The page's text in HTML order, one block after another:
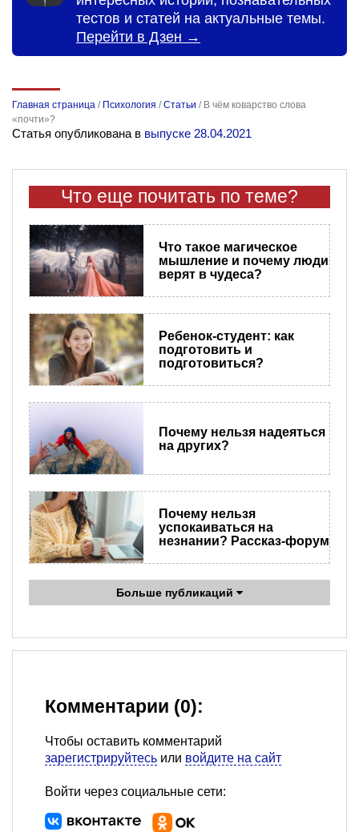
тестов и статей на актуальные темы.
Перейти в Дзен →
Главная страница / Психология /Статьи / В чём коварство слова
«почти»?
Статья опубликована в выпуске 28.04.2021
Что еще почитать по теме?
Что такое магическое
мышление и почему люди
верят в чудеса?
Ребенок-студент: как
подготовить и
подготовиться?
Почему нельзя надеяться
на других?
Почему нельзя
успокаиваться на
незнании? Рассказ-форум
Больше публикаций
Комментарии (0):
Чтобы оставить комментарий
зарегистрируйтесь или войдите на сайт
Войти через социальные сети: